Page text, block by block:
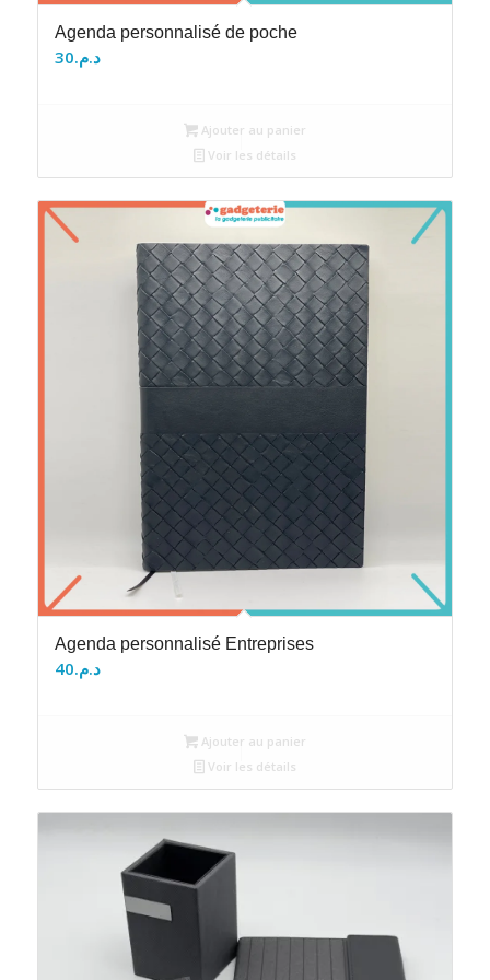
Agenda personnalisé de poche
د.م.30
Ajouter au panier
Voir les détails
Agenda personnalisé Entreprises
د.م.40
Ajouter au panier
Voir les détails